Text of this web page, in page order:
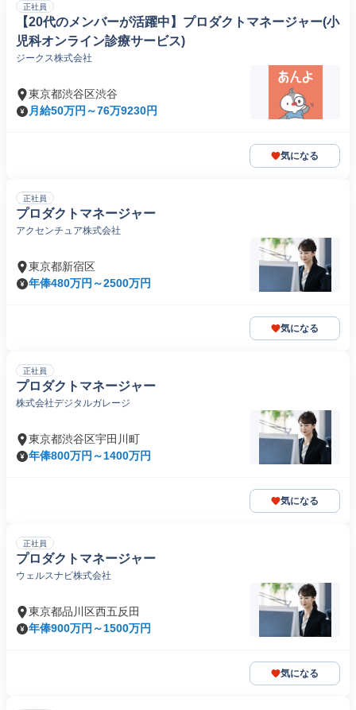
正社員
【20代のメンバーが活躍中】プロダクトマネージャー(小
児科オンライン診療サービス)
ジークス株式会社
東京都渋谷区渋谷
月給50万円～76万9230円
気になる
正社員
プロダクトマネージャー
アクセンチュア株式会社
東京都新宿区
年俸480万円～2500万円
気になる
正社員
プロダクトマネージャー
株式会社デジタルガレージ
東京都渋谷区宇田川町
年俸800万円～1400万円
気になる
正社員
プロダクトマネージャー
ウェルスナビ株式会社
東京都品川区西五反田
年俸900万円～1500万円
気になる